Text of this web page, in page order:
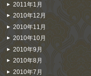
2011年1月
2010年12月
2010年11月
2010年10月
2010年9月
2010年8月
2010年7月